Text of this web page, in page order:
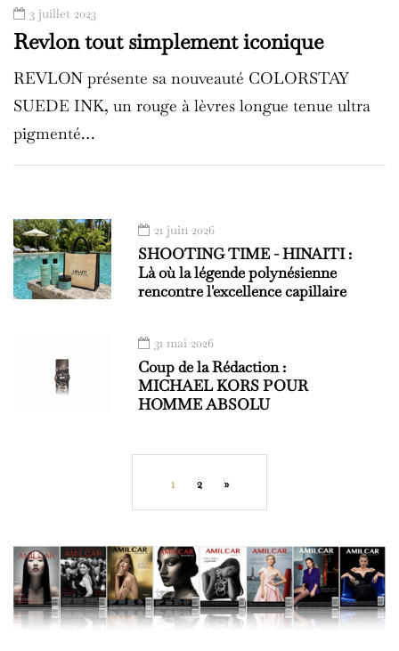
3 juillet 2023
Revlon tout simplement iconique
REVLON présente sa nouveauté COLORSTAY
SUEDE INK, un rouge à lèvres longue tenue ultra
pigmenté…
21 juin 2026
SHOOTING TIME - HINAITI :
Là où la légende polynésienne
rencontre l'excellence capillaire
31 mai 2026
Coup de la Rédaction :
MICHAEL KORS POUR
HOMME ABSOLU
1 2 »